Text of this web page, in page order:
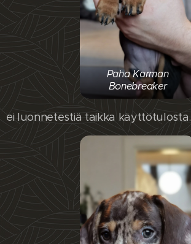
Paha Karman
Bonebreaker
ei luonnetestiä taikka käyttötulosta.